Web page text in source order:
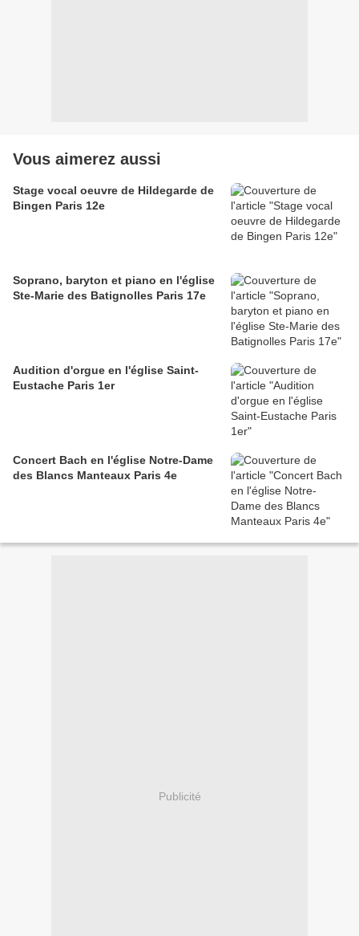
Vous aimerez aussi
Stage vocal oeuvre de Hildegarde de
Bingen Paris 12e
Soprano, baryton et piano en l'église
Ste-Marie des Batignolles Paris 17e
Audition d'orgue en l'église Saint-
Eustache Paris 1er
Concert Bach en l'église Notre-Dame
des Blancs Manteaux Paris 4e
Publicité